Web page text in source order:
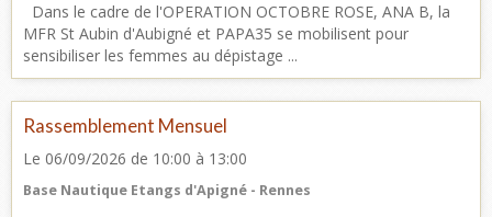
Dans le cadre de l'OPERATION OCTOBRE ROSE, ANA B, la
MFR St Aubin d'Aubigné et PAPA35 se mobilisent pour
sensibiliser les femmes au dépistage ...
Rassemblement Mensuel
Le 06/09/2026 de 10:00 à 13:00
Base Nautique Etangs d'Apigné - Rennes